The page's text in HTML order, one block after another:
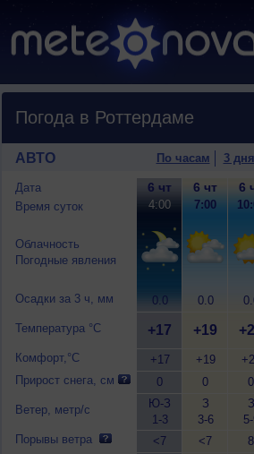
Погода в Роттердаме
АВТО По часам 3 дня
Дата
Время суток
Облачность
Погодные явления
Осадки за 3 ч, мм
Температура °C
Комфорт,°C
Прирост снега, см
Ветер, метр/с
Порывы ветра
6 чт
4:00
0.0
+17
+17
0
Ю-З
1-3
<7
6 чт
7:00
0.0
+19
+19
0
З
3-6
<7
6
0
З
8